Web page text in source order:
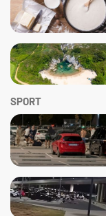
SPORT